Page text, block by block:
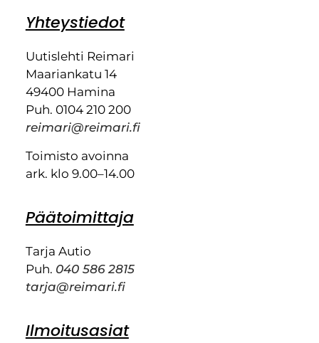
Yhteystiedot
Uutislehti Reimari
Maariankatu 14
49400 Hamina
Puh. 0104 210 200
reimari@reimari.fi
Toimisto avoinna
ark. klo 9.00–14.00
Päätoimittaja
Tarja Autio
Puh. 040 586 2815
tarja@reimari.fi
Ilmoitusasiat